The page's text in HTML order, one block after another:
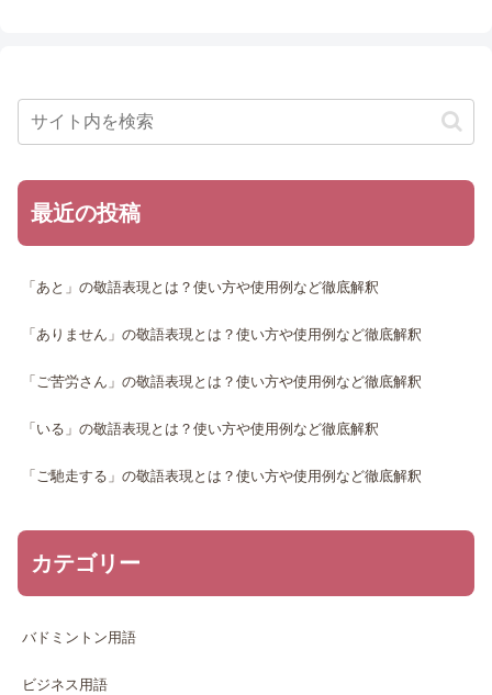
最近の投稿
「あと」の敬語表現とは？使い方や使用例など徹底解釈
「ありません」の敬語表現とは？使い方や使用例など徹底解釈
「ご苦労さん」の敬語表現とは？使い方や使用例など徹底解釈
「いる」の敬語表現とは？使い方や使用例など徹底解釈
「ご馳走する」の敬語表現とは？使い方や使用例など徹底解釈
カテゴリー
バドミントン用語
ビジネス用語